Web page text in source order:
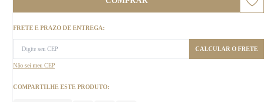
FRETE E PRAZO DE ENTREGA:
CALCULAR O FRETE
Não sei meu CEP
COMPARTILHE ESTE PRODUTO: